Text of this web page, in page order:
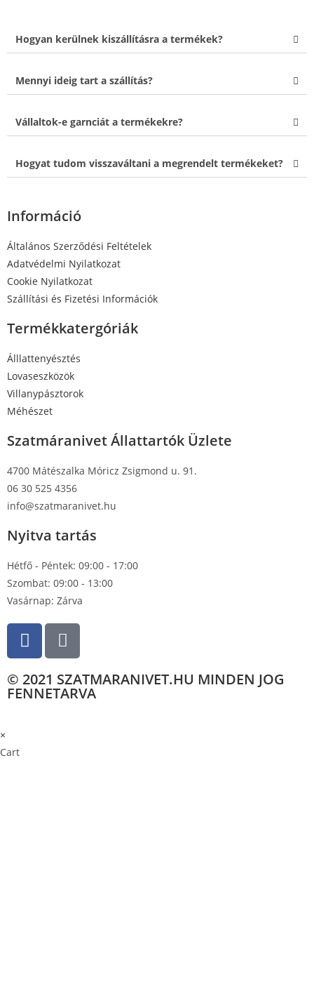
Hogyan kerülnek kiszállításra a termékek?
Mennyi ideig tart a szállítás?
Vállaltok-e garnciát a termékekre?
Hogyat tudom visszaváltani a megrendelt termékeket?
Információ
Általános Szerződési Feltételek
Adatvédelmi Nyilatkozat
Cookie Nyilatkozat
Szállítási és Fizetési Információk
Termékkatergóriák
Álllattenyésztés
Lovaseszközök
Villanypásztorok
Méhészet
Szatmáranivet Állattartók Üzlete
4700 Mátészalka Móricz Zsigmond u. 91.
06 30 525 4356
info@szatmaranivet.hu
Nyitva tartás
Hétfő - Péntek: 09:00 - 17:00
Szombat: 09:00 - 13:00
Vasárnap: Zárva
© 2021 SZATMARANIVET.HU MINDEN JOG
FENNETARVA
×
Cart